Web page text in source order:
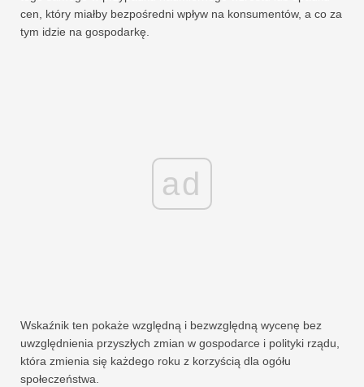
cen, który miałby bezpośredni wpływ na konsumentów, a co za
tym idzie na gospodarkę.
ad
Wskaźnik ten pokaże względną i bezwzględną wycenę bez
uwzględnienia przyszłych zmian w gospodarce i polityki rządu,
która zmienia się każdego roku z korzyścią dla ogółu
społeczeństwa.